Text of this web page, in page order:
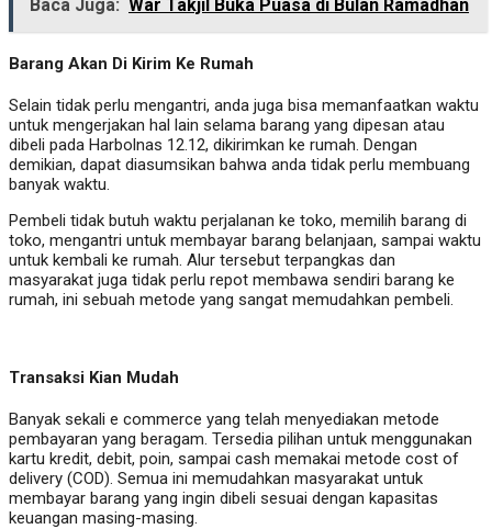
Baca Juga: War Takjil Buka Puasa di Bulan Ramadhan
Barang Akan Di Kirim Ke Rumah
Selain tidak perlu mengantri, anda juga bisa memanfaatkan waktu
untuk mengerjakan hal lain selama barang yang dipesan atau
dibeli pada Harbolnas 12.12, dikirimkan ke rumah. Dengan
demikian, dapat diasumsikan bahwa anda tidak perlu membuang
banyak waktu.
Pembeli tidak butuh waktu perjalanan ke toko, memilih barang di
toko, mengantri untuk membayar barang belanjaan, sampai waktu
untuk kembali ke rumah. Alur tersebut terpangkas dan
masyarakat juga tidak perlu repot membawa sendiri barang ke
rumah, ini sebuah metode yang sangat memudahkan pembeli.
Transaksi Kian Mudah
Banyak sekali e commerce yang telah menyediakan metode
pembayaran yang beragam. Tersedia pilihan untuk menggunakan
kartu kredit, debit, poin, sampai cash memakai metode cost of
delivery (COD). Semua ini memudahkan masyarakat untuk
membayar barang yang ingin dibeli sesuai dengan kapasitas
keuangan masing-masing.